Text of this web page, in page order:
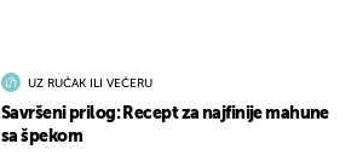
UZ RUČAK ILI VEČERU
Savršeni prilog: Recept za najfinije mahune
sa špekom